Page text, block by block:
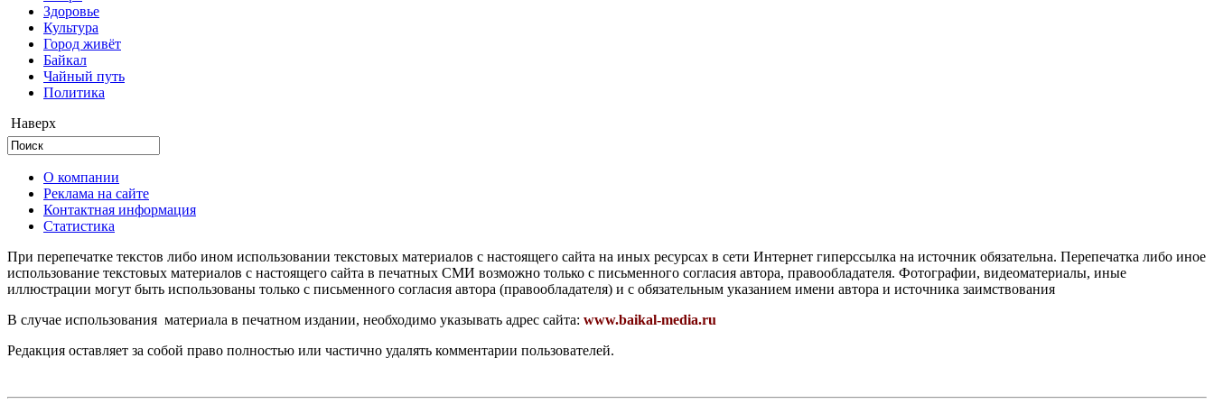
Здоровье
Культура
Город живёт
Байкал
Чайный путь
Политика
Наверх
О компании
Реклама на сайте
Контактная информация
Статистика
При перепечатке текстов либо ином использовании текстовых материалов с настоящего сайта на иных ресурсах в сети Интернет гиперссылка на источник обязательна. Перепечатка либо иное
использование текстовых материалов с настоящего сайта в печатных СМИ возможно только с письменного согласия автора, правообладателя. Фотографии, видеоматериалы, иные
иллюстрации могут быть использованы только с письменного согласия автора (правообладателя) и с обязательным указанием имени автора и источника заимствования
В случае использования материала в печатном издании, необходимо указывать адрес сайта: www.baikal-media.ru
Редакция оставляет за собой право полностью или частично удалять комментарии пользователей.